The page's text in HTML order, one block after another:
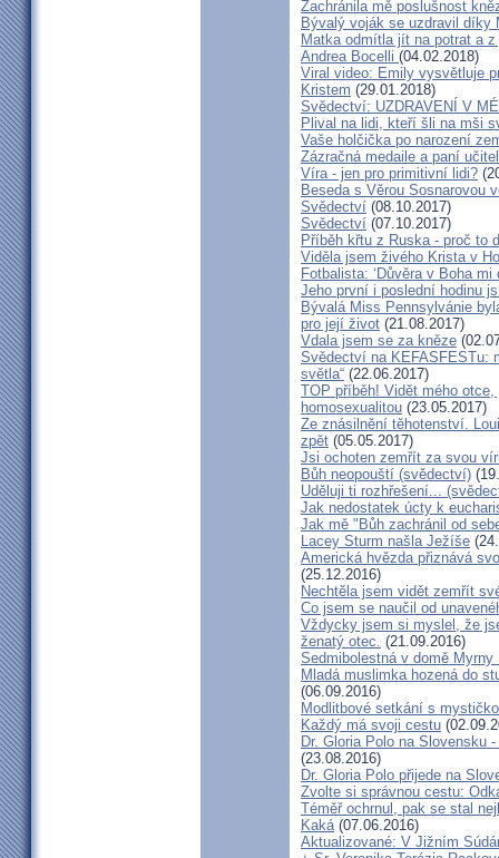
Zachránila mě poslušnost
Bývalý voják se uzdravil díky
Matka odmítla jít na potrat a
Andrea Bocelli (04.02.2018)
Viral video: Emily vysvětluje
Kristem (29.01.2018)
Svědectví: UZDRAVENÍ V
Plival na lidi, kteří šli na mši
Vaše holčička po narození
Zázračná medaile a paní
Víra - jen pro primitivní lidi?
Beseda s Věrou Sosnarovou
Svědectví (08.10.2017)
Svědectví (07.10.2017)
Příběh křtu z Ruska - proč to
Viděla jsem živého Krista v
Fotbalista: ‘Důvěra v Boha mi
Jeho první i poslední hodinu
Bývalá Miss Pennsylvánie
pro její život (21.08.2017)
Vdala jsem se za kněze
Svědectví na KEFASFESTu:
světla“ (22.06.2017)
TOP příběh! Vidět mého
homosexualitou (23.05.2017)
Ze znásilnění těhotenství.
zpět (05.05.2017)
Jsi ochoten zemřít za svou
Bůh neopouští (svědectví)
Uděluji ti rozhřešení...
Jak nedostatek úcty k
Jak mě "Bůh zachránil od
Lacey Sturm našla Ježíše
Americká hvězda přiznává
(25.12.2016)
Nechtěla jsem vidět zemřít
Co jsem se naučil od
Vždycky jsem si myslel, že
ženatý otec. (21.09.2016)
Sedmibolestná v domě Myrny
Mladá muslimka hozená do
(06.09.2016)
Modlitbové setkání s
Každý má svoji cestu
Dr. Gloria Polo na Slovensku
(23.08.2016)
Dr. Gloria Polo přijede na
Zvolte si správnou cestu:
Téměř ochrnul, pak se stal
Kaká(07.06.2016)
Aktualizované: V Jižním